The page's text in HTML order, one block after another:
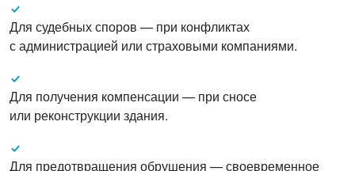
Для судебных споров — при конфликтах
с администрацией или страховыми компаниями.
Для получения компенсации — при сносе
или реконструкции здания.
Для предотвращения обрушения — своевременное